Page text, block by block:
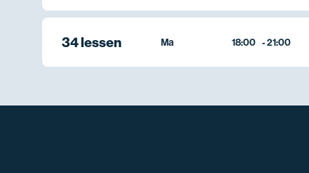
34 lessen Ma 18:00 -21:00